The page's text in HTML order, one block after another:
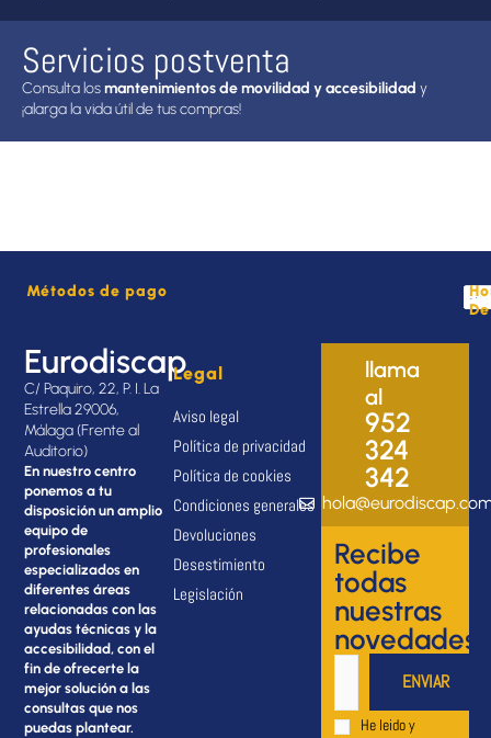
Servicios postventa
Consulta losmantenimientos de movilidad y accesibilidad y
¡alarga la vida útil de tus compras!
Métodos de pago
Eurodiscap
C/ Paquiro, 22, P. I. La
Estrella 29006,
Málaga (Frente al
Auditorio)
En nuestro centro
ponemos a tu
disposición un amplio
equipo de
profesionales
especializados en
diferentes áreas
relacionadas con las
ayudas técnicas y la
accesibilidad, con el
fin de ofrecerte la
mejor solución a las
consultas que nos
puedas plantear.
Legal
Aviso legal
Política de privacidad
Política de cookies
Condiciones generales
Devoluciones
Desestimiento
Legislación
llama
al
952
324
342
Recibe
todas
nuestras
novedades
He leido y